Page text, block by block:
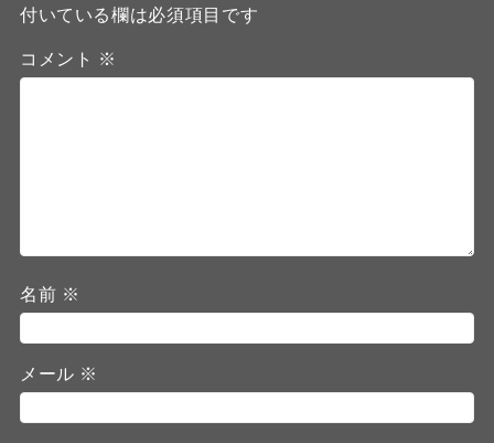
付いている欄は必須項目です
コメント ※
名前 ※
メール ※